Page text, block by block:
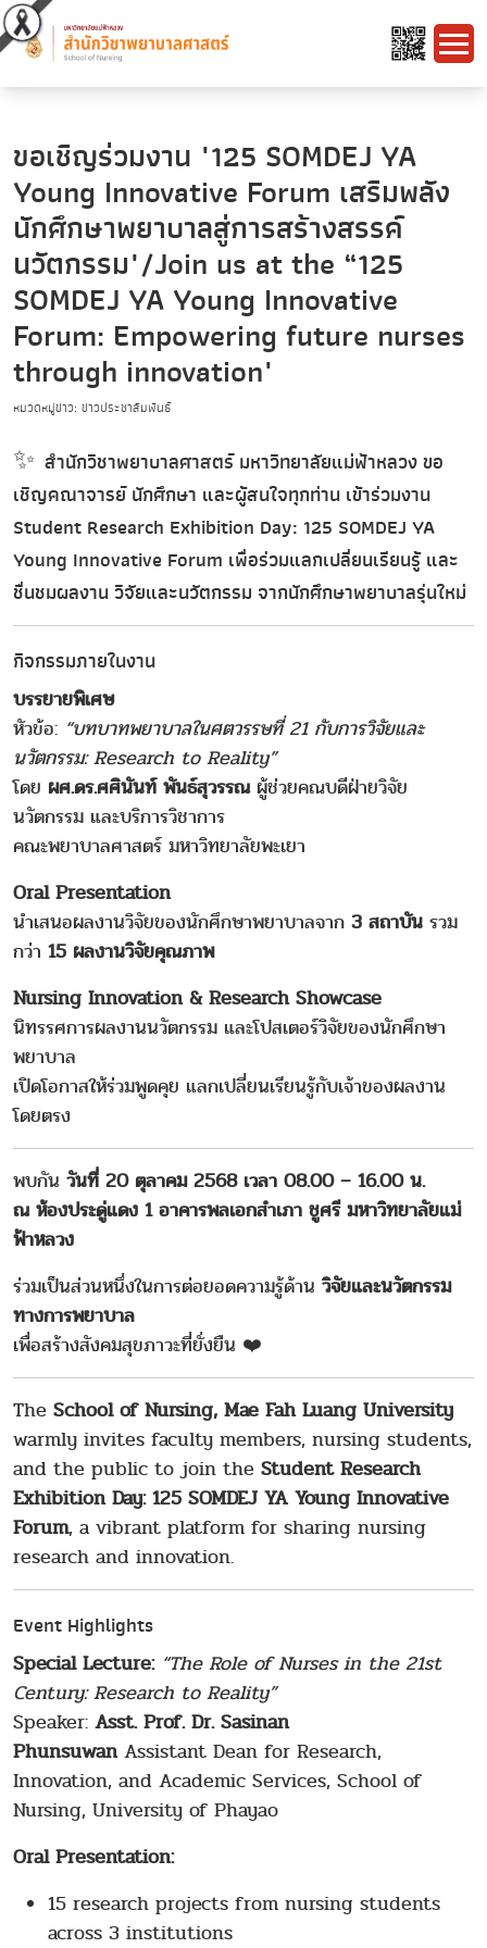
ขอเชิญร่วมงาน "125 SOMDEJ YA
Young Innovative Forum เสริมพลัง
นักศึกษาพยาบาลสู่การสร้างสรรค์
นวัตกรรม"/Join us at the “125
SOMDEJ YA Young Innovative
Forum: Empowering future nurses
through innovation"
หมวดหมู่ข่าว: ข่าวประชาสัมพันธ์
✨ สำนักวิชาพยาบาลศาสตร์ มหาวิทยาลัยแม่ฟ้าหลวง ขอ
เชิญคณาจารย์ นักศึกษา และผู้สนใจทุกท่าน เข้าร่วมงาน
Student Research Exhibition Day: 125 SOMDEJ YA
Young Innovative Forum เพื่อร่วมแลกเปลี่ยนเรียนรู้ และ
ชื่นชมผลงาน วิจัยและนวัตกรรม จากนักศึกษาพยาบาลรุ่นใหม่
กิจกรรมภายในงาน
บรรยายพิเศษ
หัวข้อ: “บทบาทพยาบาลในศตวรรษที่ 21 กับการวิจัยและ
นวัตกรรม: Research to Reality”
โดย ผศ.ดร.ศศินันท์ พันธ์สุวรรณ ผู้ช่วยคณบดีฝ่ายวิจัย
นวัตกรรม และบริการวิชาการ
คณะพยาบาลศาสตร์ มหาวิทยาลัยพะเยา
Oral Presentation
นำเสนอผลงานวิจัยของนักศึกษาพยาบาลจาก 3 สถาบัน รวม
กว่า 15 ผลงานวิจัยคุณภาพ
Nursing Innovation & Research Showcase
นิทรรศการผลงานนวัตกรรม และโปสเตอร์วิจัยของนักศึกษา
พยาบาล
เปิดโอกาสให้ร่วมพูดคุย แลกเปลี่ยนเรียนรู้กับเจ้าของผลงาน
โดยตรง
พบกัน วันที่ 20 ตุลาคม 2568 เวลา 08.00 – 16.00 น.
ณห้องประดู่แดง 1 อาคารพลเอกสำเภา ชูศรี มหาวิทยาลัยแม่
ฟ้าหลวง
ร่วมเป็นส่วนหนึ่งในการต่อยอดความรู้ด้าน วิจัยและนวัตกรรม
ทางการพยาบาล
เพื่อสร้างสังคมสุขภาวะที่ยั่งยืน ❤️‍
The School of Nursing, Mae Fah Luang University
warmly invites faculty members, nursing students,
and the public to join the Student Research
Exhibition Day: 125 SOMDEJ YA Young Innovative
Forum, a vibrant platform for sharing nursing
research and innovation.
Event Highlights
Special Lecture: “The Role of Nurses in the 21st
Century: Research to Reality”
Speaker: Asst. Prof. Dr. Sasinan
PhunsuwanAssistant Dean for Research,
Innovation, and Academic Services, School of
Nursing, University of Phayao
Oral Presentation:
15 research projects from nursing students
across 3 institutions